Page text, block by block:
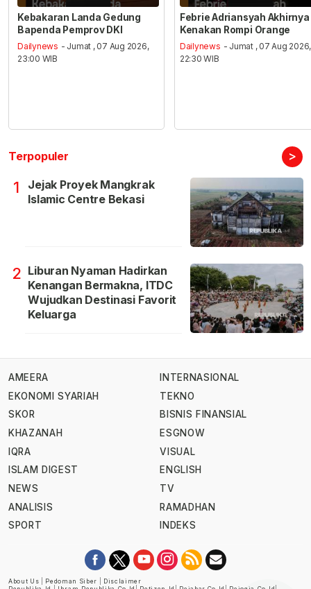
Kebakaran Landa Gedung
Bapenda Pemprov DKI
Dailynews - Jumat , 07 Aug 2026,
23:00 WIB
Febrie Adriansyah Akhirnya
Kenakan Rompi Orange
Dailynews - Jumat , 07 Aug 2026,
22:30 WIB
Terpopuler >
1
Jejak Proyek Mangkrak
Islamic Centre Bekasi
2 Liburan Nyaman Hadirkan
Kenangan Bermakna, ITDC
Wujudkan Destinasi Favorit
Keluarga
AMEERA
EKONOMI SYARIAH
SKOR
KHAZANAH
IQRA
ISLAM DIGEST
NEWS
ANALISIS
SPORT
INTERNASIONAL
TEKNO
BISNIS FINANSIAL
ESGNOW
VISUAL
ENGLISH
TV
RAMADHAN
INDEKS
About Us Pedoman Siber
Disclaimer